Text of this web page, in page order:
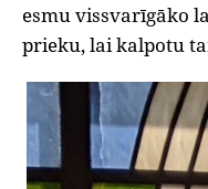
esmu vissvarīgāko
prieku, lai kalpotu